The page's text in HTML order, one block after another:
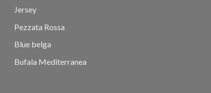
Jersey
Pezzata Rossa
Blue belga
Bufala Mediterranea